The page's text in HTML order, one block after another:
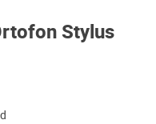
Stylus